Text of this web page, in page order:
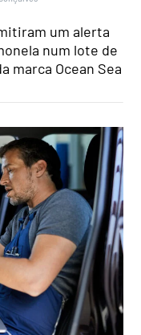
um alerta
num lote de
marca Ocean Sea